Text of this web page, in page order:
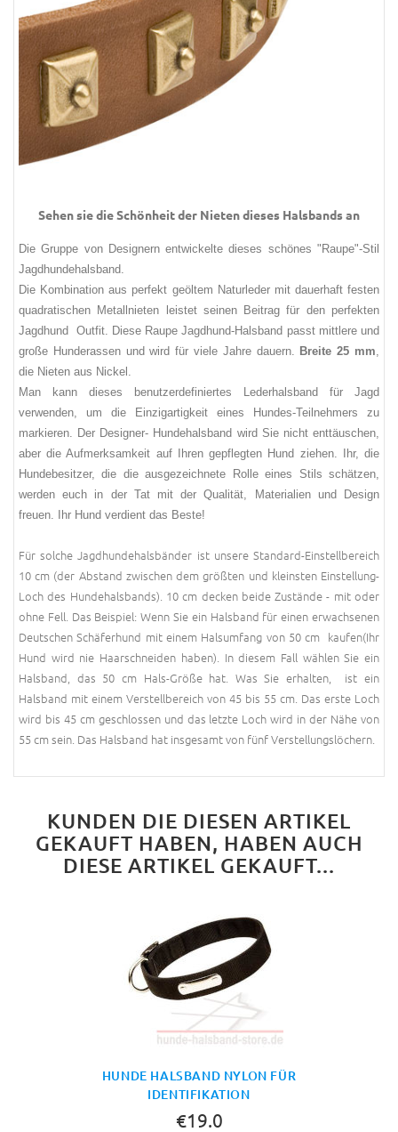
Sehen sie die Schönheit der Nieten dieses Halsbands an
Die Gruppe von Designern entwickelte dieses schönes "Raupe"-Stil
Jagdhundehalsband.
Die Kombination aus perfekt geöltem Naturleder mit dauerhaft festen
quadratischen Metallnieten leistet seinen Beitrag für den perfekten
Jagdhund Outfit. Diese Raupe Jagdhund-Halsband passt mittlere und
große Hunderassen und wird für viele Jahre dauern.
Breite 25 mm
die Nieten aus Nickel.
Man kann dieses benutzerdefiniertes Lederhalsband für Jagd
verwenden, um die Einzigartigkeit eines Hundes-Teilnehmers zu
markieren. Der Designer- Hundehalsband wird Sie nicht enttäuschen,
aber die Aufmerksamkeit auf Ihren gepflegten Hund ziehen. Ihr, die
Hundebesitzer, die die ausgezeichnete Rolle eines Stils schätzen,
werden euch in der Tat mit der Qualität, Materialien und Design
freuen. Ihr Hund verdient das Beste!
Für solche Jagdhundehalsbänder ist unsere Standard-Einstellbereich
10 cm (der Abstand zwischen dem größten und kleinsten Einstellung-
Loch des Hundehalsbands). 10 cm decken beide Zustände - mit oder
ohne Fell. Das Beispiel: Wenn Sie ein Halsband für einen erwachsenen
Deutschen Schäferhund mit einem Halsumfang von 50 cm kaufen(Ihr
Hund wird nie Haarschneiden haben). In diesem Fall wählen Sie ein
Halsband, das 50 cm Hals-Größe hat. Was Sie erhalten, ist ein
Halsband mit einem Verstellbereich von 45 bis 55 cm. Das erste Loch
wird bis 45 cm geschlossen und das letzte Loch wird in der Nähe von
55 cm sein. Das Halsband hat insgesamt von fünf Verstellungslöchern.
KUNDEN DIE DIESEN ARTIKEL
GEKAUFT HABEN, HABEN AUCH
DIESE ARTIKEL GEKAUFT...
HUNDE HALSBAND NYLON FÜR
IDENTIFIKATION
€19.0